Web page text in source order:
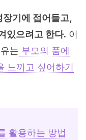
기에 접어들고,
있으려고 한다. 이
는 부모의 품에
느끼고 싶어하기
활용하는 방법